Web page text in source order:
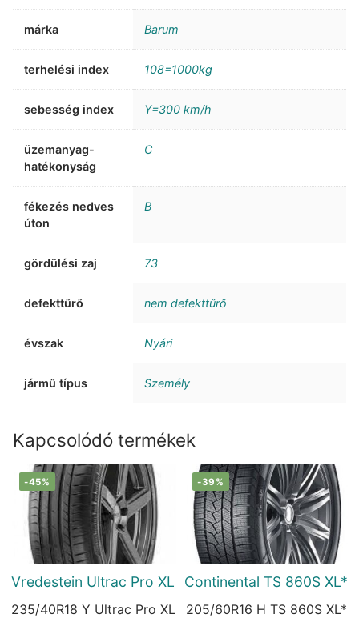
márka Barum
terhelési index 108=1000kg
sebesség index Y=300 km/h
üzemanyag-
hatékonyság
C
fékezés nedves
úton
B
gördülési zaj 73
defekttűrő nem defekttűrő
évszak Nyári
jármű típus Személy
Kapcsolódó termékek
-45%
Vredestein Ultrac Pro XL
235/40R18 Y Ultrac Pro XL
-39%
Continental TS 860S XL*
205/60R16 H TS 860S XL*